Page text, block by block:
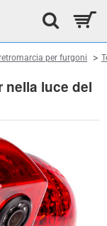
nella luce del
per furgoni